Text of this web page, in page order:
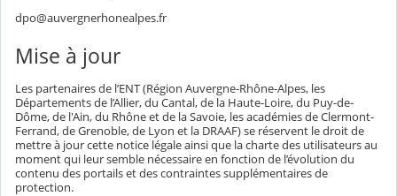
dpo@auvergnerhonealpes.fr
Mise à jour
Les partenaires de l’ENT (Région Auvergne-Rhône-Alpes, les
Départements de l’Allier, du Cantal, de la Haute-Loire, du Puy-de-
Dôme, de l'Ain, du Rhône et de la Savoie, les académies de Clermont-
Ferrand, de Grenoble, de Lyon et la DRAAF) se réservent le droit de
mettre à jour cette notice légale ainsi que la charte des utilisateurs au
moment qui leur semble nécessaire en fonction de l’évolution du
contenu des portails et des contraintes supplémentaires de
protection.